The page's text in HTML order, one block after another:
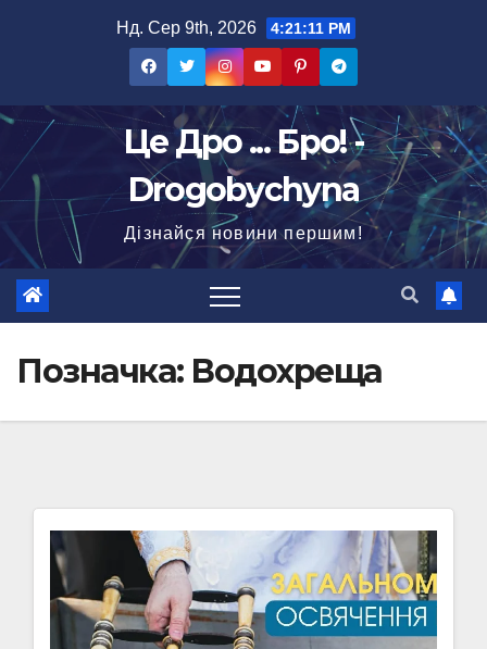
Нд. Сер 9th, 2026 4:21:12 PM
Це Дро ... Бро! -
Drogobychyna
Дізнайся новини першим!
Позначка: Водохреща